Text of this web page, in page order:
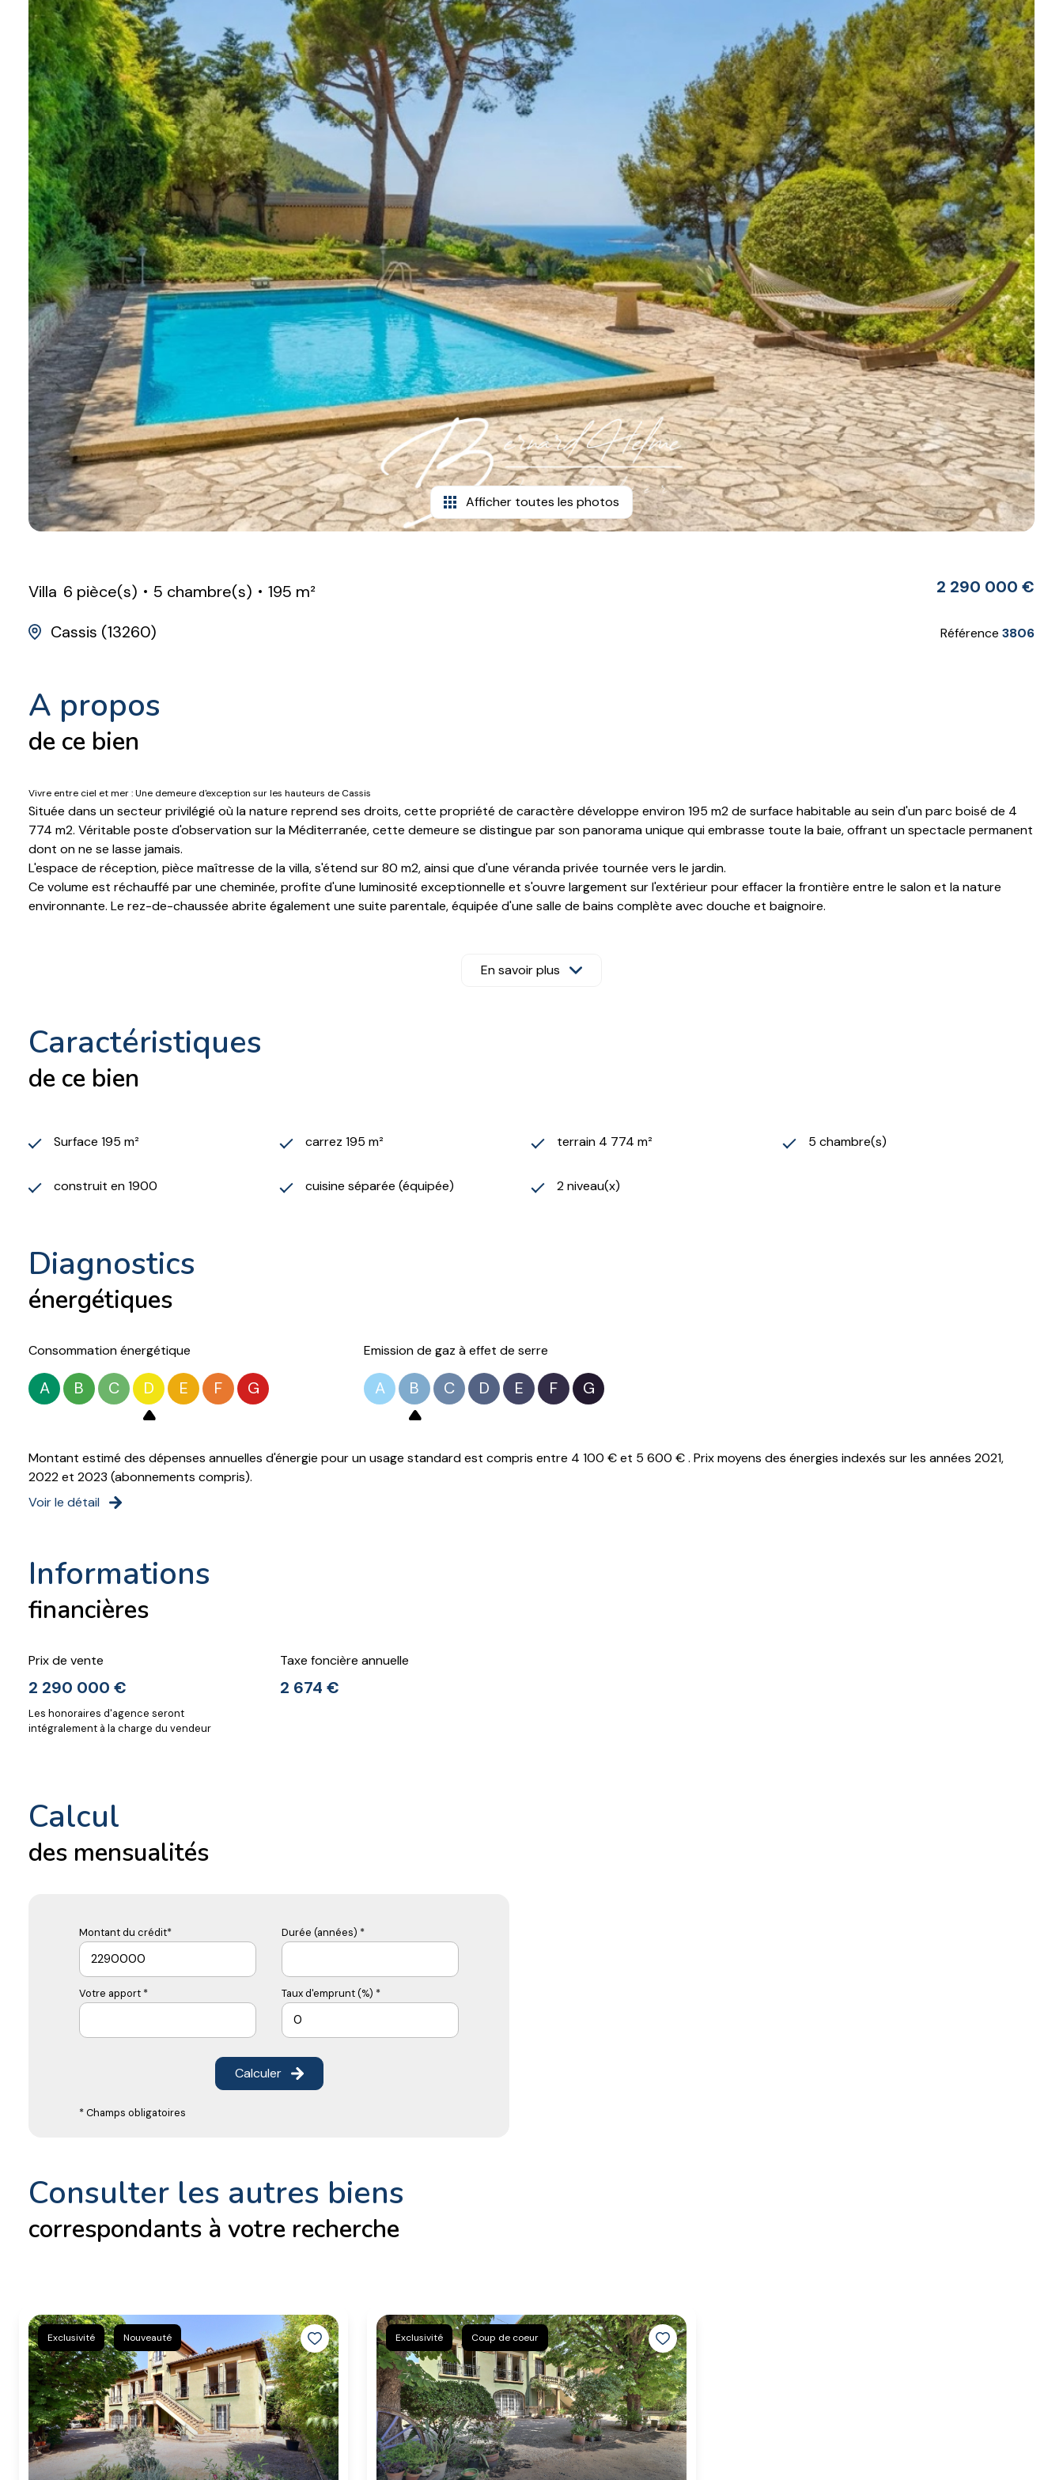
estimation
Afficher toutes les photos
Villa 6 pièce(s) 5 chambre(s)
195 m²
Cassis (13260)
2 290 000 €
Référence 3806
a propos
de ce bien
Vivre entre ciel et mer : Une demeure d'exception sur les hauteurs de Cassis
Située dans un secteur privilégié où la nature reprend ses droits, cette propriété de caractère développe environ 195 m2 de surface habitable au sein d'un parc boisé de 4
774 m2. Véritable poste d'observation sur la Méditerranée, cette demeure se distingue par son panorama unique qui embrasse toute la baie, offrant un spectacle permanent
dont on ne se lasse jamais.
L'espace de réception, pièce maîtresse de la villa, s'étend sur 80 m2, ainsi que d'une véranda privée tournée vers le jardin.
Ce volume est réchauffé par une cheminée, profite d'une luminosité exceptionnelle et s'ouvre largement sur l'extérieur pour effacer la frontière entre le salon et la nature
environnante. Le rez-de-chaussée abrite également une suite parentale, équipée d'une salle de bains complète avec douche et baignoire.
En complément, un studio indépendant de 20 m2 permet de recevoir des proches ou du personnel en toute discrétion.
Le jardin, traité comme un écrin de verdure sauvage et apaisant, accueille une piscine de belle taille et son pool-house. Cet espace de détente, idéalement exposé face à la
Les informations sur les risques auxquels ce bien est exposé sont sur le site géorisques : www.georisques.gouv.fr -
Contact Cédric METOT 06 29 76 25 24
En savoir plus
caractéristiques
de ce bien
Surface 195 m² carrez 195 m² terrain 4 774 m² 5 chambre(s)
construit en 1900 cuisine séparée (équipée) 2 niveau(x)
diagnostics
énergétiques
Consommation énergétique
A B C D E F G
Emission de gaz à effet de serre
A B C D E F G
Montant estimé des dépenses annuelles d'énergie pour un usage standard est compris entre 4 100 € et 5 600 € . Prix moyens des énergies indexés sur les années 2021,
2022 et 2023 (abonnements compris).
Voir le détail
informations
financières
Prix de vente
2 290 000 €
Les honoraires d'agence seront
intégralement à la charge du vendeur
Taxe foncière annuelle
2 674 €
calcul
des mensualités
Montant du crédit* Durée (années) *
Votre apport * Taux d'emprunt (%) *
Calculer
* Champs obligatoires
consulter les autres biens
correspondants à votre recherche
Exclusivité Nouveauté Exclusivité Coup de coeur